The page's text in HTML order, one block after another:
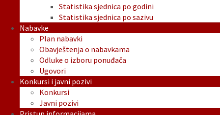
Statistika sjednica po godini
Statistika sjednica po sazivu
Nabavke
Plan nabavki
Obavještenja o nabavkama
Odluke o izboru ponuđača
Ugovori
Konkursi i javni pozivi
Konkursi
Javni pozivi